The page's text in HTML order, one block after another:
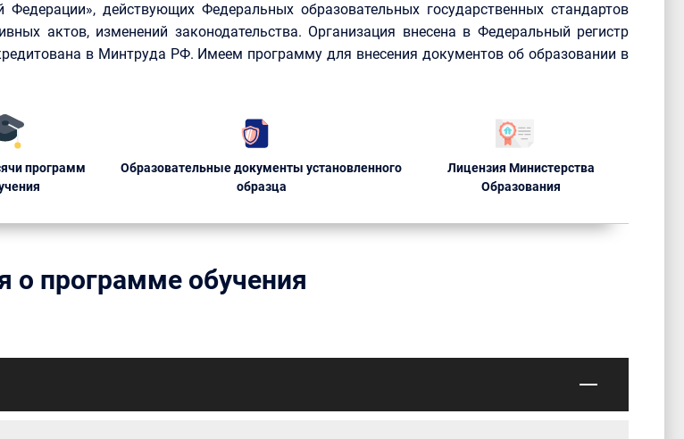
действующих Федеральных образовательных государственных стандартов
актов, изменений законодательства. Организация внесена в Федеральный регистр
в Минтруда РФ. Имеем программу для внесения документов об образовании в
программ
Образовательные документы установленного
образца
Лицензия Министерства
Образования
о программе обучения